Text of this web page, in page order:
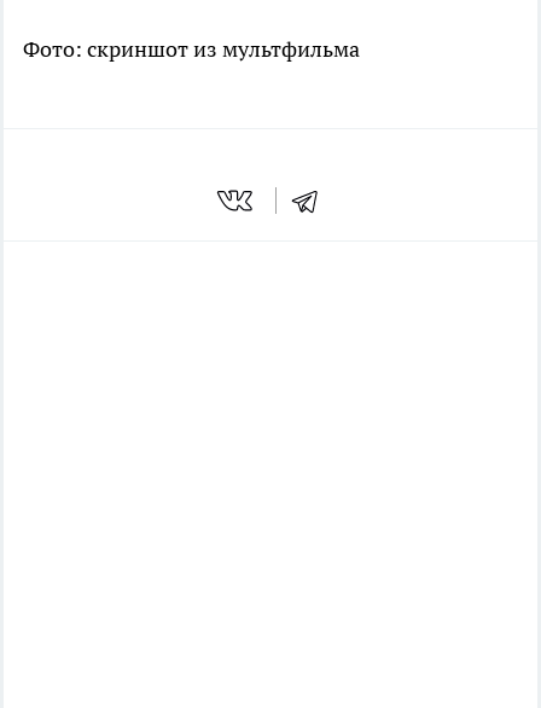
Фото: скриншот из мультфильма